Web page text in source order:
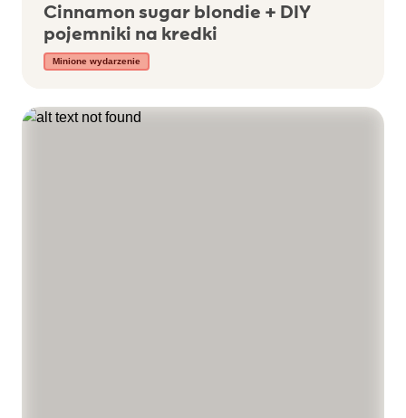
Cinnamon sugar blondie + DIY
pojemniki na kredki
Minione wydarzenie